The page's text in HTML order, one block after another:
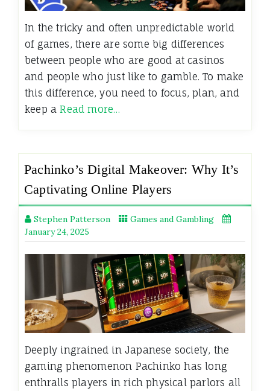
In the tricky and often unpredictable world
of games, there are some big differences
between people who are good at casinos
and people who just like to gamble. To make
this difference, you need to focus, plan, and
keep aRead more…
Pachinko’s Digital Makeover: Why It’s
Captivating Online Players
Stephen Patterson
Games and Gambling
January 24, 2025
Deeply ingrained in Japanese society, the
gaming phenomenon Pachinko has long
enthralls players in rich physical parlors all